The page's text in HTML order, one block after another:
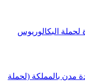
وظيفة شاغرة لحملة البكالوريوس
مدن بالمملكة (لحملة